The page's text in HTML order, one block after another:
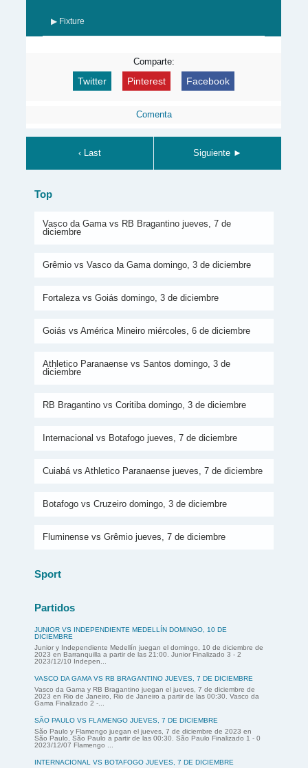
▶ Fixture
Comparte:
Twitter Pinterest Facebook
Comenta
‹ Last Siguiente ►
Top
Vasco da Gama vs RB Bragantino jueves, 7 de
diciembre
Grêmio vs Vasco da Gama domingo, 3 de diciembre
Fortaleza vs Goiás domingo, 3 de diciembre
Goiás vs América Mineiro miércoles, 6 de diciembre
Athletico Paranaense vs Santos domingo, 3 de
diciembre
RB Bragantino vs Coritiba domingo, 3 de diciembre
Internacional vs Botafogo jueves, 7 de diciembre
Cuiabá vs Athletico Paranaense jueves, 7 de diciembre
Botafogo vs Cruzeiro domingo, 3 de diciembre
Fluminense vs Grêmio jueves, 7 de diciembre
Sport
Partidos
JUNIOR VS INDEPENDIENTE MEDELLÍN DOMINGO, 10 DE
DICIEMBRE
Junior y Independiente Medellín juegan el domingo, 10 de diciembre de
2023 en Barranquilla a partir de las 21:00. Junior Finalizado 3 - 2
2023/12/10 Indepen...
VASCO DA GAMA VS RB BRAGANTINO JUEVES, 7 DE DICIEMBRE
Vasco da Gama y RB Bragantino juegan el jueves, 7 de diciembre de
2023 en Rio de Janeiro, Rio de Janeiro a partir de las 00:30. Vasco da
Gama Finalizado 2 -...
SÃO PAULO VS FLAMENGO JUEVES, 7 DE DICIEMBRE
São Paulo y Flamengo juegan el jueves, 7 de diciembre de 2023 en
São Paulo, São Paulo a partir de las 00:30. São Paulo Finalizado 1 - 0
2023/12/07 Flamengo ...
INTERNACIONAL VS BOTAFOGO JUEVES, 7 DE DICIEMBRE